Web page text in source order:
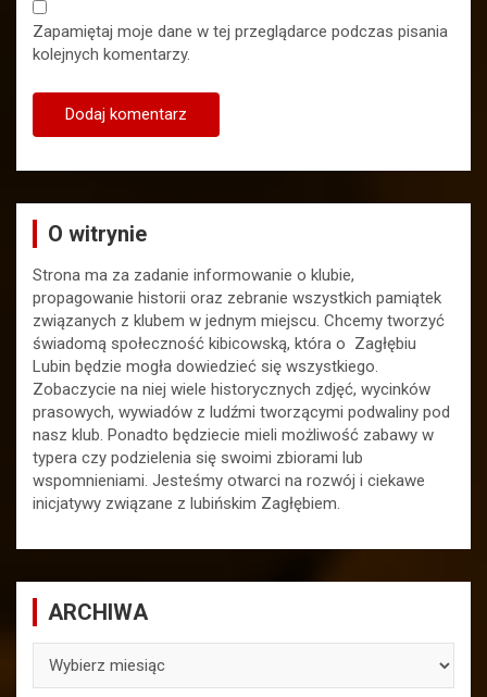
Zapamiętaj moje dane w tej przeglądarce podczas pisania
kolejnych komentarzy.
O witrynie
Strona ma za zadanie informowanie o klubie,
propagowanie historii oraz zebranie wszystkich pamiątek
związanych z klubem w jednym miejscu. Chcemy tworzyć
świadomą społeczność kibicowską, która o Zagłębiu
Lubin będzie mogła dowiedzieć się wszystkiego.
Zobaczycie na niej wiele historycznych zdjęć, wycinków
prasowych, wywiadów z ludźmi tworzącymi podwaliny pod
nasz klub. Ponadto będziecie mieli możliwość zabawy w
typera czy podzielenia się swoimi zbiorami lub
wspomnieniami. Jesteśmy otwarci na rozwój i ciekawe
inicjatywy związane z lubińskim Zagłębiem.
ARCHIWA